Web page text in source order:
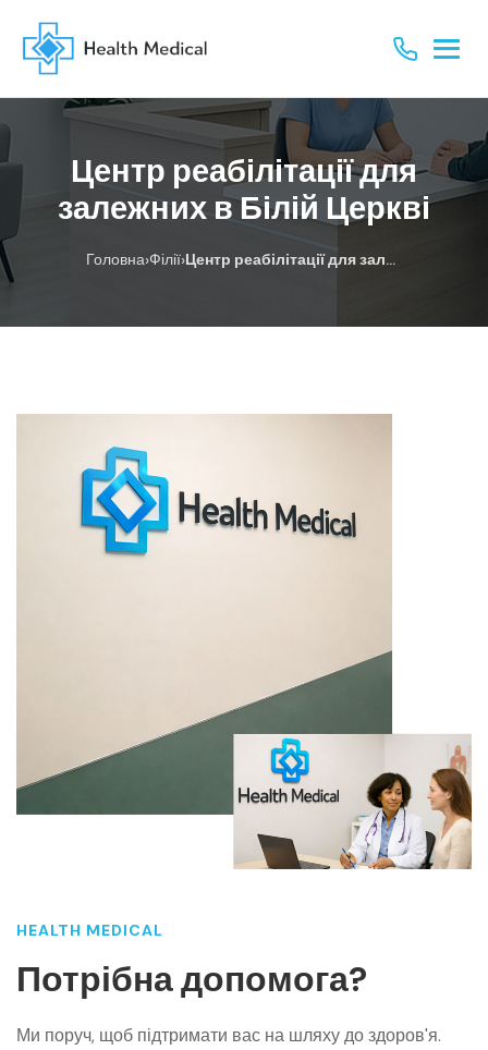
Центр реабілітації для
залежних в Білій Церкві
Головна›Філії› Центр реабілітації для залежних в Білій Церкві
HEALTH MEDICAL
Потрібна допомога?
Ми поруч, щоб підтримати вас на шляху до здоров'я.